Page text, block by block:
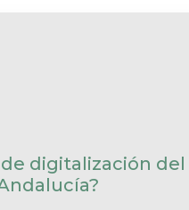
digitalización